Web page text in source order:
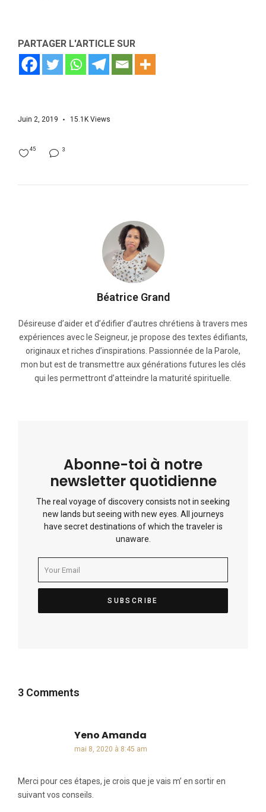
PARTAGER L'ARTICLE SUR
Juin 2, 2019 15.1K Views
3
45
Béatrice Grand
Désireuse d’aider et d’édifier d’autres chrétiens à travers mes
expériences avec le Seigneur, je propose des textes édifiants,
originaux et riches d’inspirations. Passionnée de la Parole,
mon but est de transmettre aux générations futures les clés
qui les permettront d’atteindre la maturité spirituelle.
Abonne-toi à notre
newsletter quotidienne
The real voyage of discovery consists not in seeking
new lands but seeing with new eyes. All journeys
have secret destinations of which the traveler is
unaware.
3 Comments
Yeno Amanda
mai 8, 2020 à 8:45 am
Merci pour ces étapes, je crois que je vais m’ en sortir en
suivant vos conseils.